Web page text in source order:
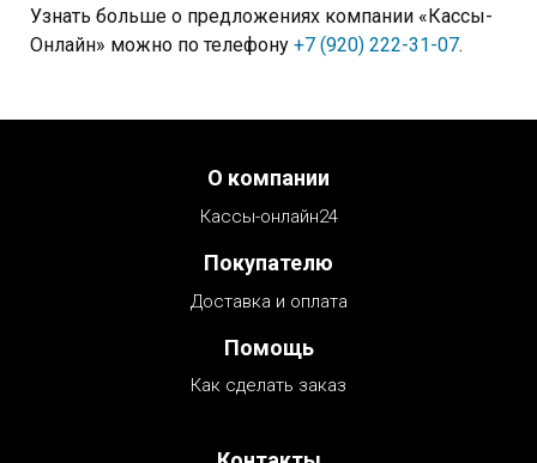
Узнать больше о предложениях компании «Кассы-
Онлайн» можно по телефону +7 (920) 222-31-07.
Menu footerО компании
Кассы-онлайн24
Покупателю
Доставка и оплата
Помощь
Как сделать заказ